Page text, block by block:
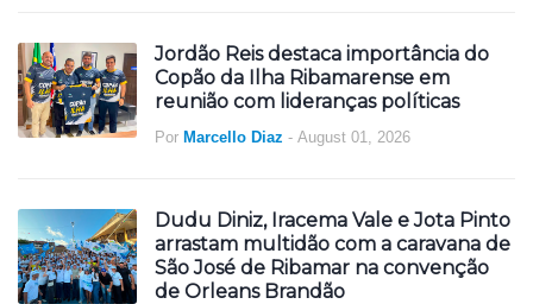
Jordão Reis destaca importância do
Copão da Ilha Ribamarense em
reunião com lideranças políticas
Por Marcello Diaz - August 01, 2026
Dudu Diniz, Iracema Vale e Jota Pinto
arrastam multidão com a caravana de
São José de Ribamar na convenção
de Orleans Brandão